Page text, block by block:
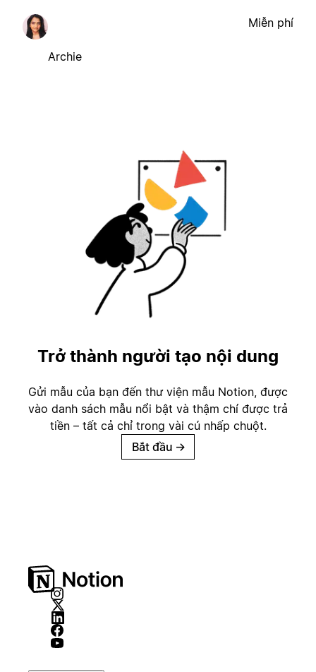
Archie
Miễn phí
Trở thành người tạo nội dung
Gửi mẫu của bạn đến thư viện mẫu Notion, được
vào danh sách mẫu nổi bật và thậm chí được trả
tiền – tất cả chỉ trong vài cú nhấp chuột.
Bắt đầu →